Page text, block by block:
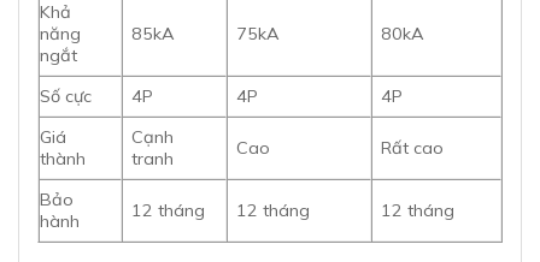
Khả
năng
ngắt
85kA 75kA 80kA
Số cực 4P 4P
4P
Giá
thành
Cạnh
tranh
Cao Rất cao
Bảo
hành
12 tháng 12 tháng 12 tháng